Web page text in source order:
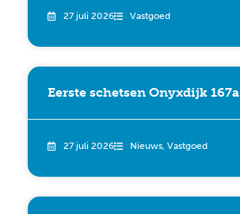
27 juli 2026 Vastgoed
Eerste schetsen Onyxdijk 167a
27 juli 2026 Nieuws, Vastgoed